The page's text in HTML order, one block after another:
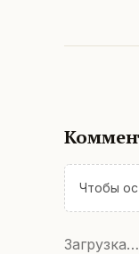
Чтобы
Загрузка…